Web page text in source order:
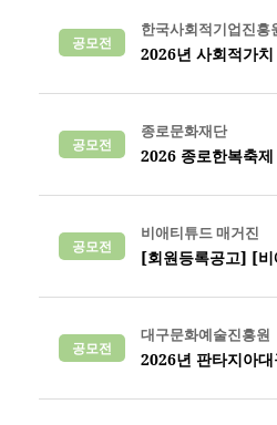
공모전
한국사회적기업진흥
2026년 사회적가
공모전
종로문화재단
2026 종로한복축
공모전
비애티튜드 매거진
[회원등록공고] [
공모전
대구문화예술진흥원
2026년 판타지아